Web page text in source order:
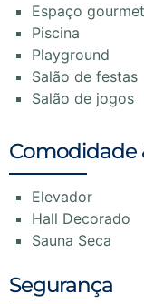
Espaço gourmet
Piscina
Playground
Salão de festas
Salão de jogos
Comodidade
Elevador
Hall Decorado
Sauna Seca
Segurança